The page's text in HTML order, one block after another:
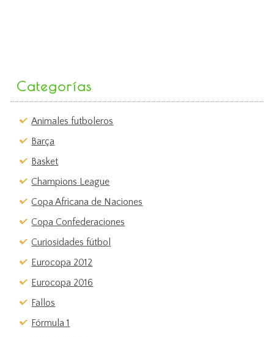
Categorías
Animales futboleros
Barça
Basket
Champions League
Copa Africana de Naciones
Copa Confederaciones
Curiosidades fútbol
Eurocopa 2012
Eurocopa 2016
Fallos
Fórmula 1